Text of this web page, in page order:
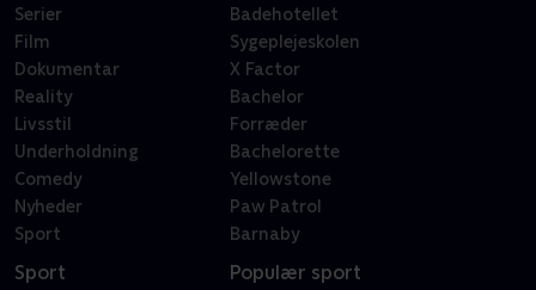
Serier
Film
Dokumentar
Reality
Livsstil
Underholdning
Comedy
Nyheder
Sport
Badehotellet
Sygeplejeskolen
X Factor
Bachelor
Forræder
Bachelorette
Yellowstone
Paw Patrol
Barnaby
Sport Populær sport